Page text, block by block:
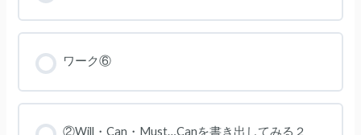
ワーク⑥
②Will・Can・Must…Canを書き出してみる２